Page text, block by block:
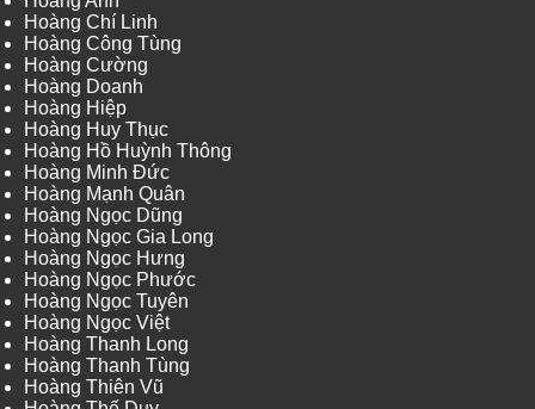
Hoàng Chí Linh
Hoàng Công Tùng
Hoàng Cường
Hoàng Doanh
Hoàng Hiệp
Hoàng Huy Thục
Hoàng Hồ Huỳnh Thông
Hoàng Minh Đức
Hoàng Mạnh Quân
Hoàng Ngọc Dũng
Hoàng Ngọc Gia Long
Hoàng Ngọc Hưng
Hoàng Ngọc Phước
Hoàng Ngọc Tuyên
Hoàng Ngọc Việt
Hoàng Thanh Long
Hoàng Thanh Tùng
Hoàng Thiên Vũ